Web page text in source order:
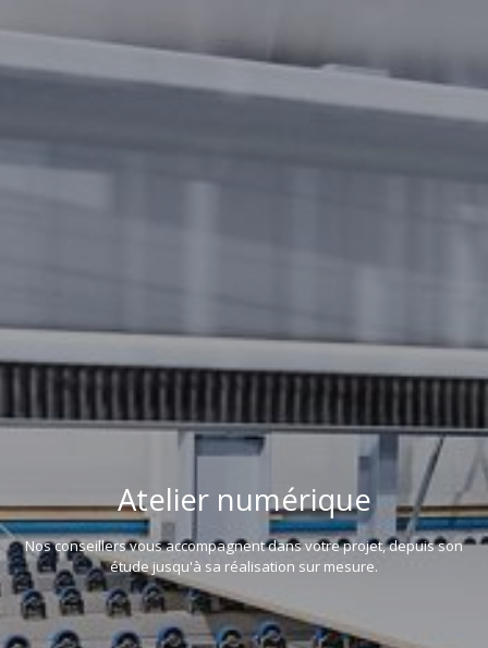
Atelier numérique
Nos conseillers vous accompagnent dans votre projet, depuis son
étude jusqu'à sa réalisation sur mesure.